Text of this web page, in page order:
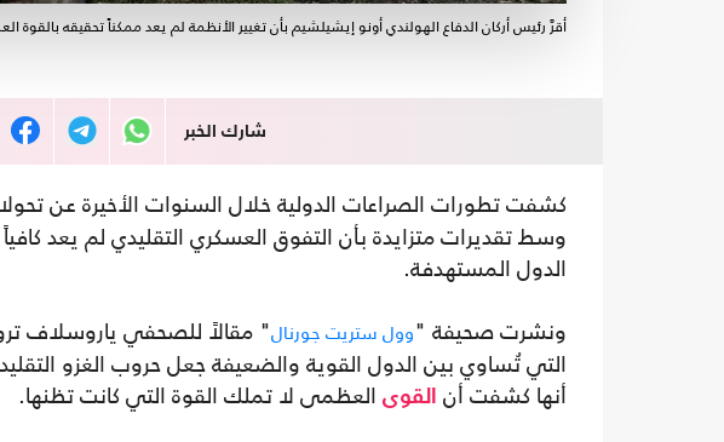
أقرَّ رئيس أركان الدفاع الهولندي أونو إيشيلشيم بأن تغيير الأنظمة لم يعد ممكناً تحقيقه
شارك الخبر
كشفت تطورات الصراعات الدولية خلال السنوات الأخيرة عن
وسط تقديرات متزايدة بأن التفوق العسكري التقليدي لم يعد
الدول المستهدفة.
ونشرت صحيفة "وول ستريت جورنال" مقالاً للصحفي ياروسلاف
التي تُساوي بين الدول القوية والضعيفة جعل حروب الغزو
أنها كشفت أن
القوى العظمى لا تملك القوة التي كانت تظنها.